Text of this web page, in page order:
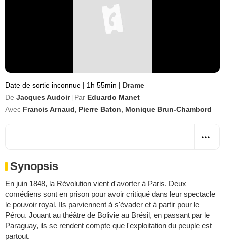
Date de sortie inconnue | 1h 55min | Drame
De Jacques Audoir Par Eduardo Manet
Avec Francis Arnaud Pierre Baton Monique Brun-Chambord
Synopsis
En juin 1848, la Révolution vient d'avorter à Paris. Deux
comédiens sont en prison pour avoir critiqué dans leur spectacle
le pouvoir royal. Ils parviennent à s'évader et à partir pour le
Pérou. Jouant au théâtre de Bolivie au Brésil, en passant par le
Paraguay, ils se rendent compte que l'exploitation du peuple est
partout.